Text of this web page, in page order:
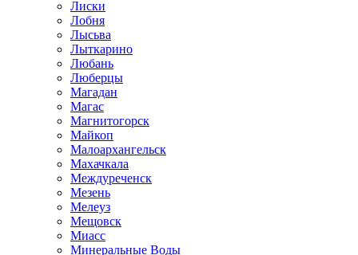
Лиски
Лобня
Лысьва
Лыткарино
Любань
Люберцы
Магадан
Магас
Магнитогорск
Майкоп
Малоархангельск
Махачкала
Междуреченск
Мезень
Мелеуз
Мещовск
Миасс
Минеральные Воды